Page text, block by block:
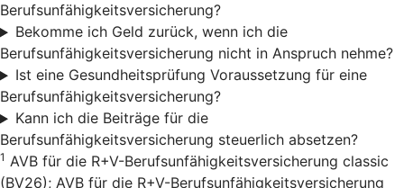
Berufsunfähigkeitsversicherung?
Bekomme ich Geld zurück, wenn ich die
Berufsunfähigkeitsversicherung nicht in Anspruch nehme?
Ist eine Gesundheitsprüfung Voraussetzung für eine
Berufsunfähigkeitsversicherung?
Kann ich die Beiträge für die
Berufsunfähigkeitsversicherung steuerlich absetzen?
1 AVB für die R+V-Berufsunfähigkeitsversicherung classic
(BV26); AVB für die R+V-Berufsunfähigkeitsversicherung